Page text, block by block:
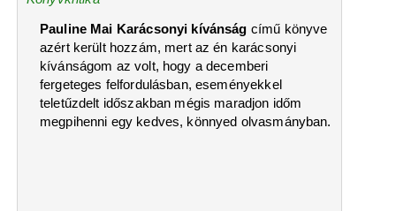
Pauline Mai Karácsonyi kívánság című könyve
azért került hozzám, mert az én karácsonyi
kívánságom az volt, hogy a decemberi
fergeteges felfordulásban, eseményekkel
teletűzdelt időszakban mégis maradjon időm
megpihenni egy kedves, könnyed olvasmányban.